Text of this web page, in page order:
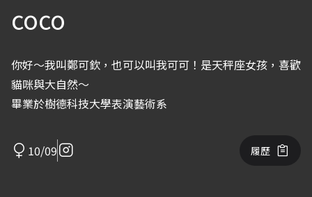
coco
你好～我叫鄭可欽，也可以叫我可可！是天秤座女孩，喜歡
貓咪與大自然～
畢業於樹德科技大學表演藝術系
10/09 履歷